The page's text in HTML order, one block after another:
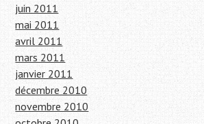
juin 2011
mai 2011
avril 2011
mars 2011
janvier 2011
décembre 2010
novembre 2010